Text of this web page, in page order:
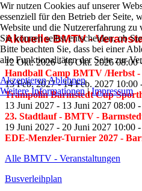
Aktuelle BMTV -
12 Okt. 2026-16 Okt. 2026 08:00
Handball Camp BMTV /Herbst -
13 Feb. 2027-14 Feb. 2027 10:00
Trampolin Barmstedt Cup
13 Juni 2027 - 13 Juni 2027 08:00 -
23. Stadtlauf - BMTV -
19 Juni 2027 - 20 Juni 2027 10:00 -
EDE-Menzler-Turnier 2027 -
Alle BMTV - Veranstaltungen
Busverleihplan
Wir nutzen Cookies auf unserer
essenziell für den Betrieb der Seite,
Website und die Nutzererfahrung zu
Sie können selbst entscheiden, ob
Bitte beachten Sie, dass bei einer
alle Funktionalitäten der Seite zur
Akzeptieren Ablehnen
Weitere Informationen|Impressum